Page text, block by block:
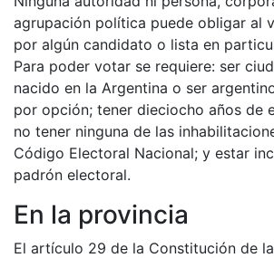
agrupación política puede obligar al
por algún candidato o lista en
Para poder votar se requiere: ser
nacido en la Argentina o ser
por opción; tener dieciocho años de
no tener ninguna de las
Código Electoral Nacional; y estar
padrón electoral.
En la provincia
El artículo 29 de la Constitución de